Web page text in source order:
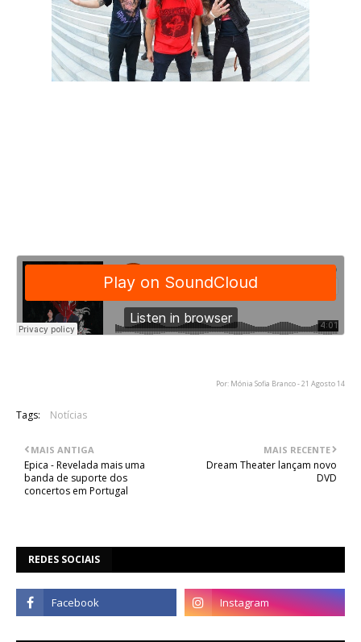
Por: Mónia Sofia Branco - 21 Agosto 14
Tags: Notícias
MAIS RECENTE
Dream Theater lançam novo
DVD
MAIS ANTIGA
Epica - Revelada mais uma
banda de suporte dos
concertos em Portugal
REDES SOCIAIS